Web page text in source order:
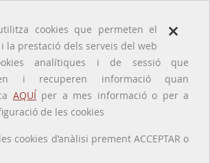
×
cookies que permeten el
la prestació dels serveis del web
analítiques i de sessió que
i recuperen informació quan
AQUÍper a mes informació o per a
de les cookies
cookies d’anàlisi prement ACCEPTAR o